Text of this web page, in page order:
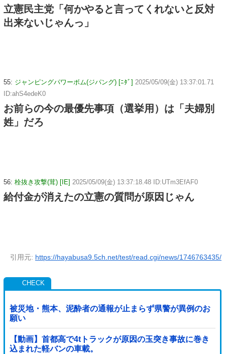
立憲民主党「何かやると言ってくれないと反対
出来ないじゃんっ」
55: ジャンピングパワーボム(ジパング) [ﾆﾀﾞ] 2025/05/09(金) 13:37:01.71
ID:ahS4edeK0
お前らの今の最優先事項（選挙用）は「夫婦別
姓」だろ
56: 栓抜き攻撃(茸) [IE] 2025/05/09(金) 13:37:18.48 ID:UTm3EfAF0
給付金が消えたの立憲の質問が原因じゃん
引用元: https://hayabusa9.5ch.net/test/read.cgi/news/1746763435/
被災地・熊本、泥酔者の通報が止まらず県警が異例のお
願い
【動画】首都高で4tトラックが原因の玉突き事故に巻き
込まれた軽バンの車載。